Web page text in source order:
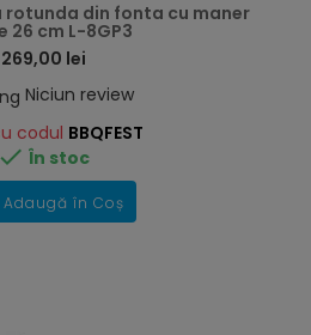
rotunda din fonta cu maner
26 cm L-8GP3
269,00 lei
Niciun review
codul BBQFEST
 În stoc
Adaugă în Coș